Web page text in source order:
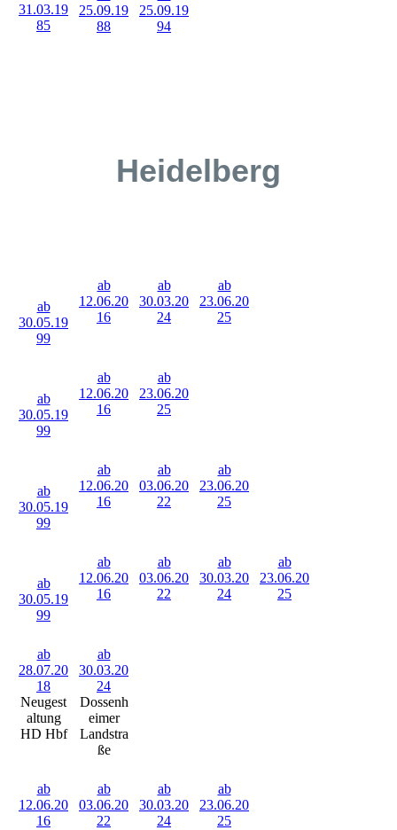
31.03.19
85
25.09.19
88
25.09.19
94
Heidelberg
ab
30.05.19
99
ab
12.06.20
16
ab
30.03.20
24
ab
23.06.20
25
ab
30.05.19
99
ab
12.06.20
16
ab
23.06.20
25
ab
30.05.19
99
ab
12.06.20
16
ab
03.06.20
22
ab
23.06.20
25
ab
30.05.19
99
ab
12.06.20
16
ab
03.06.20
22
ab
30.03.20
24
ab
23.06.20
25
ab
28.07.20
18
Neugest
altung
HD Hbf
ab
30.03.20
24
Dossenh
eimer
Landstra
ße
ab
12.06.20
16
ab
03.06.20
22
ab
30.03.20
24
ab
23.06.20
25